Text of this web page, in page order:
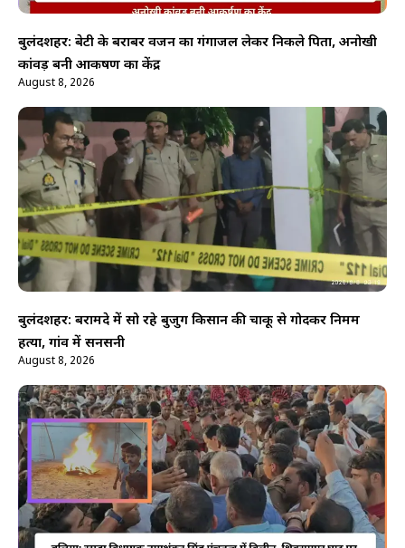
बुलंदशहर: बेटी के बराबर वजन का गंगाजल लेकर निकले पिता, अनोखी
कांवड़ बनी आकर्षण का केंद्र
August 8, 2026
बुलंदशहर: बरामदे में सो रहे बुजुर्ग किसान की चाकू से गोदकर निर्मम
हत्या, गांव में सनसनी
August 8, 2026